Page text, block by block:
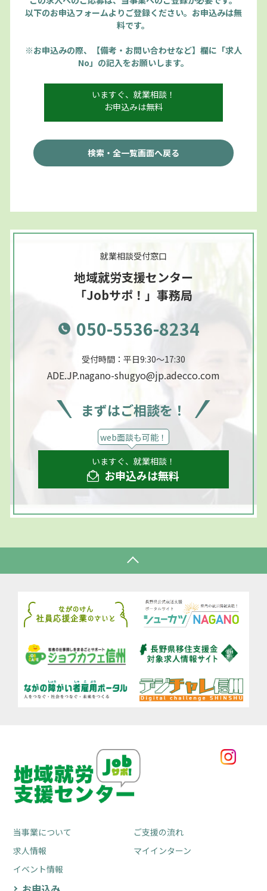
以下のお申込フォームよりご登録ください。お申込みは無
料です。
※お申込みの際、【備考・お問い合わせなど】欄に「求人
No」の記入をお願いします。
いますぐ、就業相談！
お申込みは無料
検索・全一覧画面へ戻る
就業相談受付窓口
地域就労支援センター
「Jobサポ！」事務局
050-5536-8234
受付時間：平日9:30～17:30
ADE.JP.nagano-shugyo@jp.adecco.com
まずはご相談を！
web面談も可能！
いますぐ、就業相談！
お申込みは無料
当事業について
ご支援の流れ
求人情報
マイインターン
イベント情報